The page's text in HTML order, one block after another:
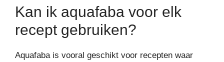
Kan ik aquafaba voor elk
recept gebruiken?
Aquafaba is vooral geschikt voor recepten waar